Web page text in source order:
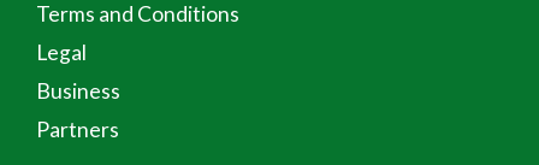
Terms and Conditions
Legal
Business
Partners